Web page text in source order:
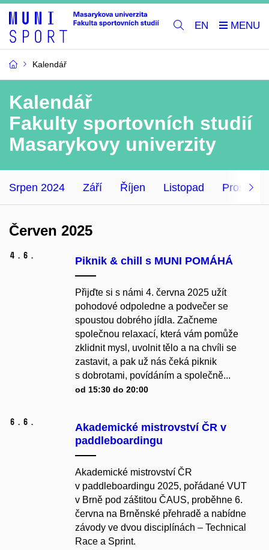
EN
Kalendář
Kalendář
Fakulty sportovních studií
Masarykovy univerzity
Srpen 2024 Září Říjen Listopad Prosinec
Červen 2025
4. 6. Piknik & chill s MUNI POMÁHÁ
Přijďte si s námi 4. června 2025 užít
pohodové odpoledne a podvečer se
spoustou dobrého jídla. Začneme
společnou relaxací, která vám pomůže
zklidnit mysl, uvolnit tělo a na chvíli se
zastavit, a pak už nás čeká piknik
s dobrotami, povídáním a společně...
od 15:30 do 20:00
6. 6.
Akademické mistrovství ČR v
paddleboardingu
Akademické mistrovství ČR
v paddleboardingu 2025, pořádané VUT
v Brně pod záštitou ČAUS, proběhne 6.
června na Brněnské přehradě a nabídne
závody ve dvou disciplínách – Technical
Race a Sprint.